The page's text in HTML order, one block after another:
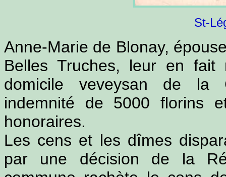
St-
Anne-Marie de Blonay,
Belles Truches, leur en
domicile veveysan de la
indemnité de 5000 florins
honoraires.
Les cens et les dîmes
par une décision de la